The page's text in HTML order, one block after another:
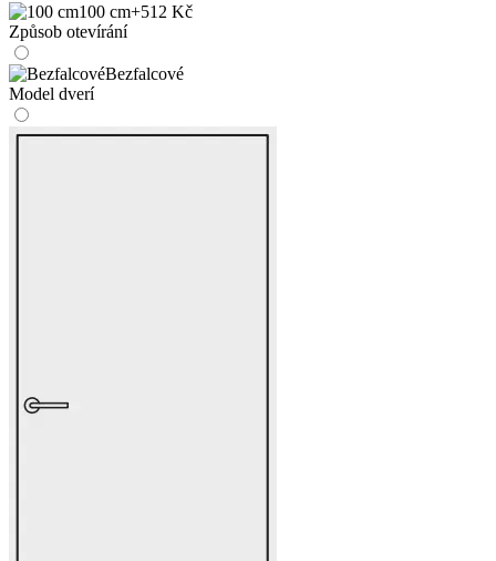
100 cm+512 Kč
Způsob otevírání
Bezfalcové
Model dverí